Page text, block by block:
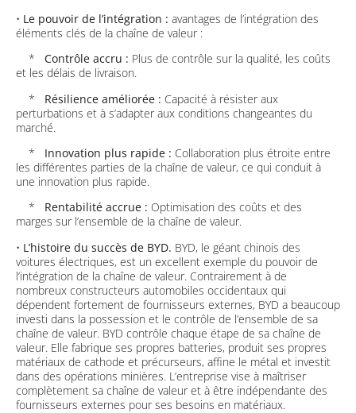
• Le pouvoir de l’intégration : avantages de l’intégration des
éléments clés de la chaîne de valeur :
* Contrôle accru : Plus de contrôle sur la qualité, les coûts
et les délais de livraison.
* Résilience améliorée : Capacité à résister aux
perturbations et à s’adapter aux conditions changeantes du
marché.
* Innovation plus rapide : Collaboration plus étroite entre
les différentes parties de la chaîne de valeur, ce qui conduit à
une innovation plus rapide.
* Rentabilité accrue : Optimisation des coûts et des
marges sur l’ensemble de la chaîne de valeur.
• L’histoire du succès de BYD. BYD, le géant chinois des
voitures électriques, est un excellent exemple du pouvoir de
l’intégration de la chaîne de valeur. Contrairement à de
nombreux constructeurs automobiles occidentaux qui
dépendent fortement de fournisseurs externes, BYD a beaucoup
investi dans la possession et le contrôle de l’ensemble de sa
chaîne de valeur. BYD contrôle chaque étape de sa chaîne de
valeur. Elle fabrique ses propres batteries, produit ses propres
matériaux de cathode et précurseurs, affine le métal et investit
dans des opérations minières. L’entreprise vise à maîtriser
complètement sa chaîne de valeur et à être indépendante des
fournisseurs externes pour ses besoins en matériaux.